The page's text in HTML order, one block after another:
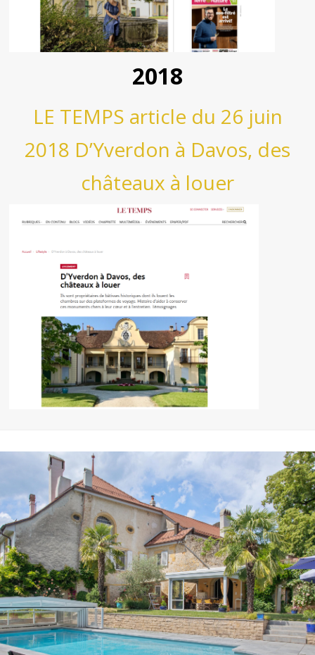
2018
LE TEMPS article du 26 juin
2018 D’Yverdon à Davos, des
châteaux à louer